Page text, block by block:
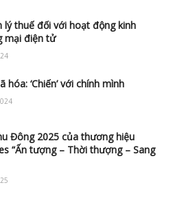
lý thuế đối với hoạt động kinh
mại điện tử
‘Chiến’ với chính mình
Đông 2025 của thương hiệu
“Ấn tượng – Thời thượng – Sang